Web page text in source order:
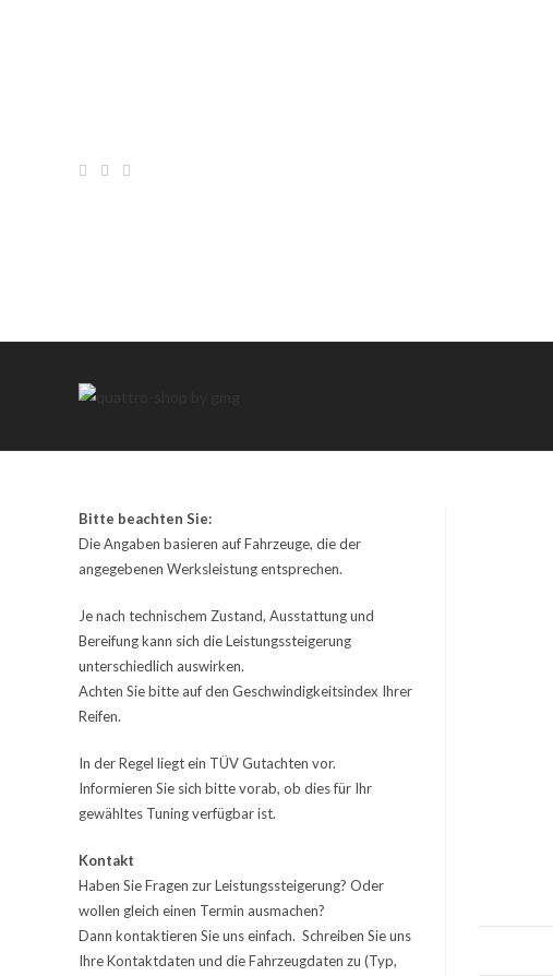
Bitte beachten Sie:
Die Angaben basieren auf Fahrzeuge, die der
angegebenen Werksleistung entsprechen.
Je nach technischem Zustand, Ausstattung und
Bereifung kann sich die Leistungssteigerung
unterschiedlich auswirken.
Achten Sie bitte auf den Geschwindigkeitsindex Ihrer
Reifen.
In der Regel liegt ein TÜV Gutachten vor.
Informieren Sie sich bitte vorab, ob dies für Ihr
gewähltes Tuning verfügbar ist.
Kontakt
Haben Sie Fragen zur Leistungssteigerung? Oder
wollen gleich einen Termin ausmachen?
Dann kontaktieren Sie uns einfach. Schreiben Sie uns
Ihre Kontaktdaten und die Fahrzeugdaten zu (Typ,